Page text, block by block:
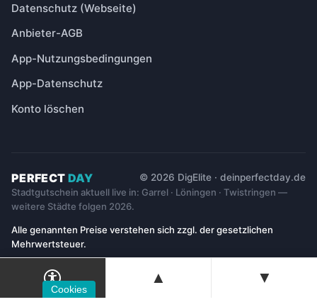
Datenschutz (Webseite)
Anbieter-AGB
App-Nutzungsbedingungen
App-Datenschutz
Konto löschen
PERFECT DAY
© 2026 DigElite · deinperfectday.de
Stadtgutschein aktuell live in: Garrel · Löningen · Twistringen —
weitere Städte folgen 2026.
Alle genannten Preise verstehen sich zzgl. der gesetzlichen
Mehrwertsteuer.
▲ ▼
Cookies